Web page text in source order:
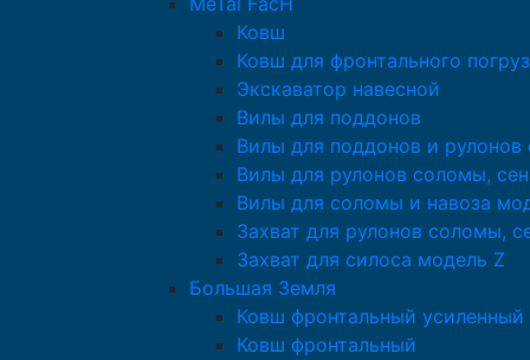
Ковш
Ковш для фронтального
Экскаватор навесной
Вилы для поддонов
Вилы для поддонов и рулонов
Вилы для рулонов соломы,
Вилы для соломы и навоза
Захват для рулонов соломы,
Захват для силоса модель Z
Большая Земля
Ковш фронтальный усиленный
Ковш фронтальный